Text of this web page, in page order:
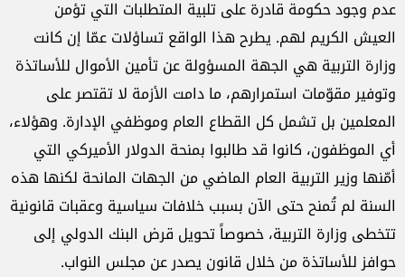
عدم وجود حكومة قادرة على تلبية المتطلبات التي تؤمن
العيش الكريم لهم. يطرح هذا الواقع تساؤلات عمّا إن كانت
وزارة التربية هي الجهة المسؤولة عن تأمين الأموال للأساتذة
وتوفير مقوّمات استمرارهم، ما دامت الأزمة لا تقتصر على
المعلمين بل تشمل كل القطاع العام وموظفي الإدارة. وهؤلاء،
أي الموظفون، كانوا قد طالبوا بمنحة الدولار الأميركي التي
أمّنها وزير التربية العام الماضي من الجهات المانحة لكنها هذه
السنة لم تُمنح حتى الآن بسبب خلافات سياسية وعقبات قانونية
تتخطى وزارة التربية، خصوصاً تحويل قرض البنك الدولي إلى
حوافز للأساتذة من خلال قانون يصدر عن مجلس النواب.